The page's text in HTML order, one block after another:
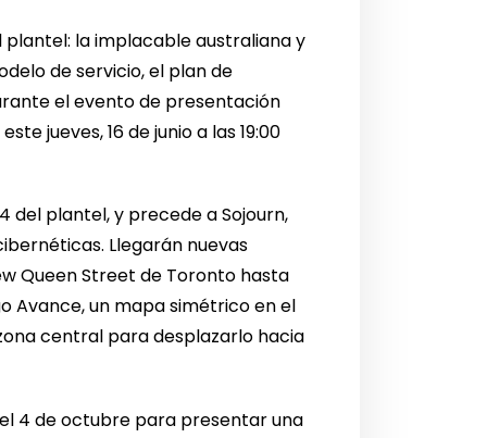
plantel: la implacable australiana y
de servicio, el plan de
el evento de presentación
jueves, 16 de junio a las 19:00
del plantel, y precede a Sojourn,
Llegarán nuevas
Queen Street de Toronto hasta
Avance, un mapa simétrico en el
central para desplazarlo hacia
4 de octubre para presentar una